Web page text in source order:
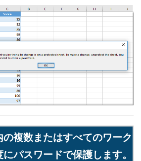
複数またはすべてのワーク
パスワードで保護します。